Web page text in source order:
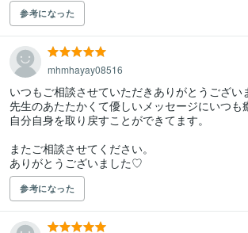
参考になった
mhmhayay08516
いつもご相談させていただきありがとうござい
先生のあたたかくて優しいメッセージにいつも
自分自身を取り戻すことができてます。
またご相談させてください。
ありがとうございました♡
参考になった